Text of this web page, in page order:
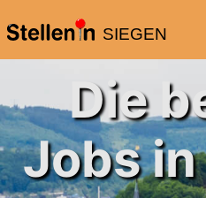
SIEGEN
Die
Jobs